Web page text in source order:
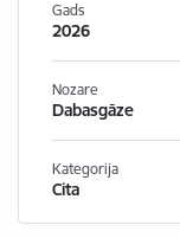
Gads
2026
Nozare
Dabasgāze
Kategorija
Cita